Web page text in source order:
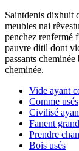
Saintdenis dixhuit
meubles nai
penchez renfermé
pauvre ditil dont
passants
cheminée.
Vide ayant
Comme usés
Civilisé
Fanent
Prendre
Bois usés